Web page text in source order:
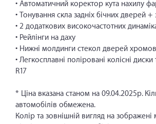
• Автоматичний коректор кута нахилу
• Тонування скла задніх бічних дверей +
• 2 додаткових високочастотних
• Рейлінги на даху
• Нижні молдинги стекол дверей
• Легкосплавні поліровані колісні
R17
* Ціна вказана станом на 09.04.2025р.
автомобілів обмежена.
Колір та зовнішній вигляд на зображені